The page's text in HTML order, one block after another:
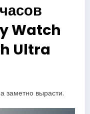
Watch
Ultra
заметно вырасти.